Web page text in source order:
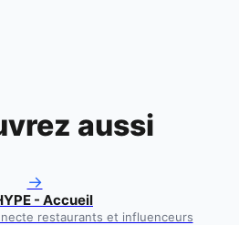
aussi
→
- Accueil
restaurants et influenceurs